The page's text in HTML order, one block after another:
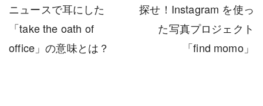
ニュースで耳にした
「take the oath of
office」の意味とは？
探せ！Instagram を使っ
た写真プロジェクト
「find momo」